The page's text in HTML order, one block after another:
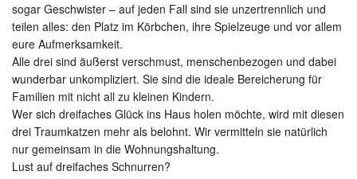
sogar Geschwister – auf jeden Fall sind sie unzertrennlich und
teilen alles: den Platz im Körbchen, ihre Spielzeuge und vor allem
eure Aufmerksamkeit.
Alle drei sind äußerst verschmust, menschenbezogen und dabei
wunderbar unkompliziert. Sie sind die ideale Bereicherung für
Familien mit nicht all zu kleinen Kindern.
Wer sich dreifaches Glück ins Haus holen möchte, wird mit diesen
drei Traumkatzen mehr als belohnt. Wir vermitteln sie natürlich
nur gemeinsam in die Wohnungshaltung.
Lust auf dreifaches Schnurren?